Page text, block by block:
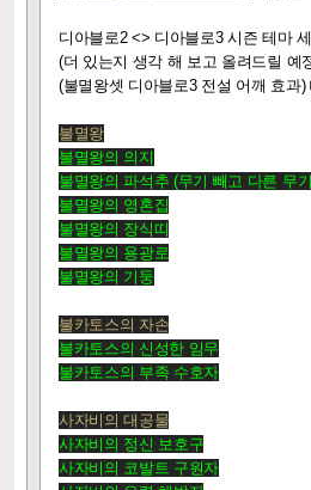
디아블로2 <> 디아블로3 시즌 테마
(더 있는지 생각 해 보고 올려드릴 예
(불멸왕셋 디아블로3 전설 어깨 효과
불멸왕
불멸왕의 의지
불멸왕의 파석추 (무기 빼고 다른 무
불멸왕의 영혼집
불멸왕의 장식띠
불멸왕의 용광로
불멸왕의 기둥
불카토스의 자손
불카토스의 신성한 임무
불카토스의 부족 수호자
사자비의 대공물
사자비의 정신 보호구
사자비의 코발트 구원자